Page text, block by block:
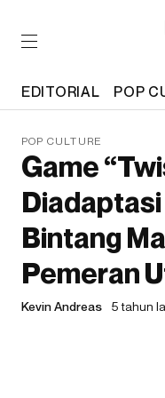
EDITORIAL POP
POP CULTURE
Game
Bintang
Pemeran
Kevin Andreas 5 tahun